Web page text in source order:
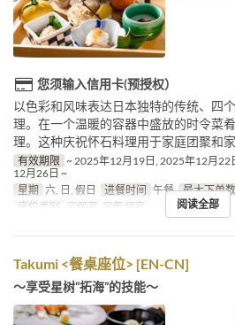
您须输入信用卡(预授权）
以色彩和风味表达日本独特的传统、四
理。在一个温暖的容器中盛放的时令菜
理。这种庆祝怀石料理用于家庭团聚和家
有效期限 ~ 2025年12月19日, 2025年12月22
12月26日 ~
星期 六, 日, 假日 进餐时间 午餐 最大下单数
座位类别 窓個室, 窓無個室 阅读全部
Takumi <餐桌座位> [EN-CN]
～享受星树“拓海”的技能～